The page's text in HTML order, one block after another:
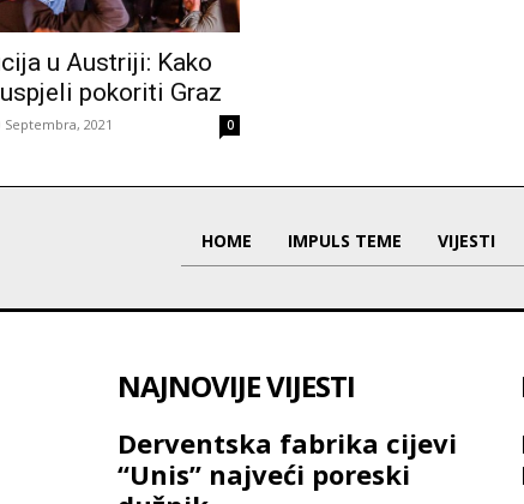
u Austriji: Kako
pokoriti Graz
Septembra, 2021 0
HOME IMPULS TEME VIJESTI
NAJNOVIJE VIJESTI
Derventska fabrika cijevi
“Unis” najveći poreski